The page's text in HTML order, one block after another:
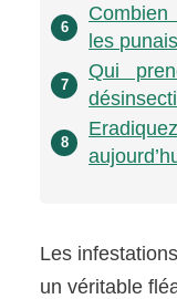
6
les
7
Qui
8
Les
un véritable